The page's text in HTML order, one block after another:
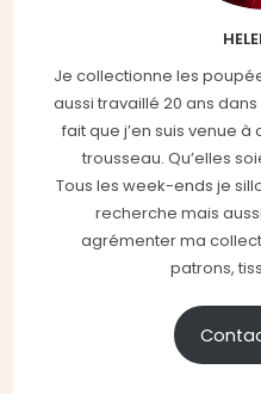
Je collectionne les
aussi travaillé 20 ans
fait que j’en suis venue
trousseau. Qu’elles
Tous les week-ends je
recherche mais
agrémenter ma
patrons,